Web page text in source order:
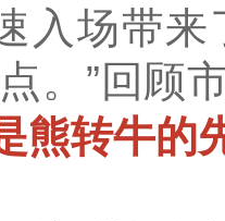
入场带
。”回顾
熊转牛的